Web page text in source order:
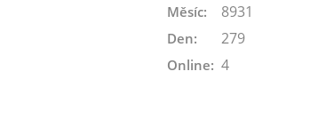
Online: 4
Měsíc: 8931
Den: 279